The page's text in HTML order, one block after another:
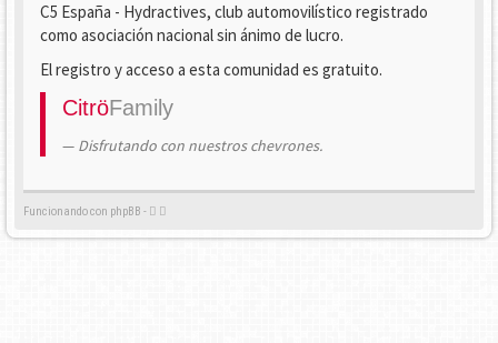
C5 España - Hydractives, club automovilístico registrado
como asociación nacional sin ánimo de lucro.
El registro y acceso a esta comunidad es gratuito.
CitröFamily
Disfrutando con nuestros chevrones.
Funcionando con phpBB -